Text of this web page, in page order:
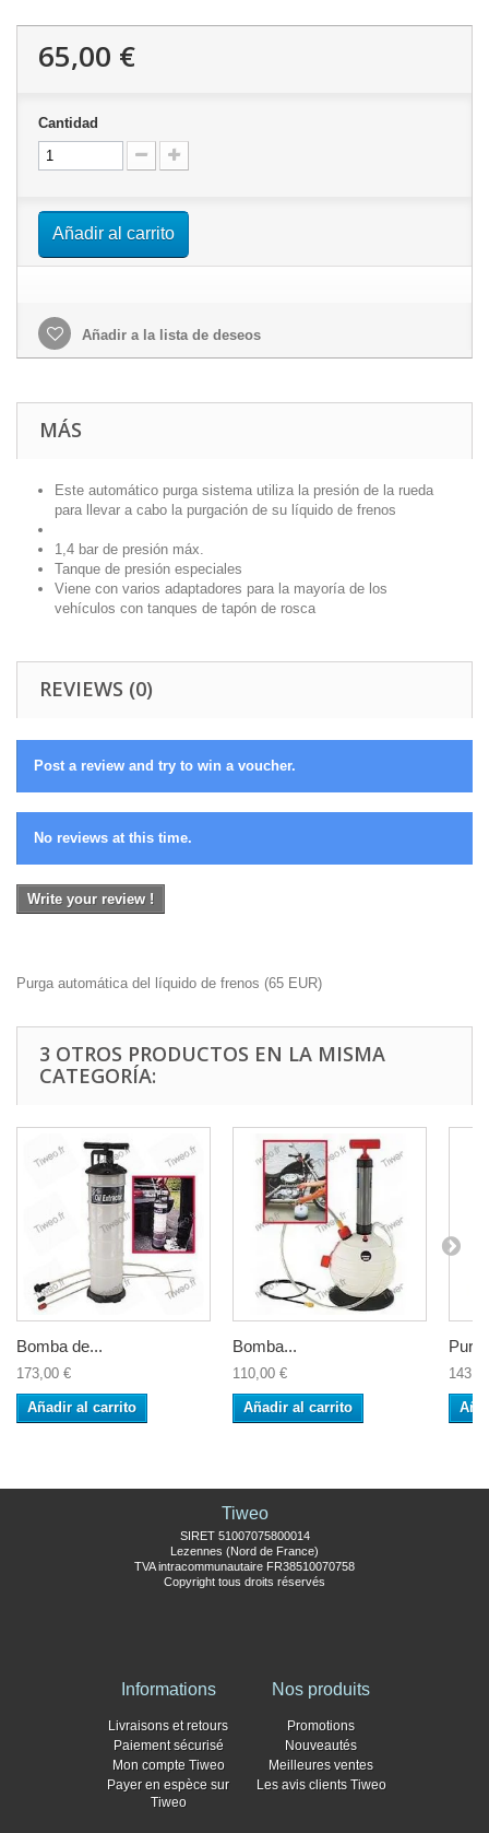
65,00 €
Cantidad
Añadir al carrito
Añadir a la lista de deseos
MÁS
Este automático purga sistema utiliza la presión de la rueda
para llevar a cabo la purgación de su líquido de frenos
1,4 bar de presión máx.
Tanque de presión especiales
Viene con varios adaptadores para la mayoría de los
vehículos con tanques de tapón de rosca
REVIEWS (0)
Post a review and try to win a voucher.
No reviews at this time.
Write your review !
Purga automática del líquido de frenos (65 EUR)
3 OTROS PRODUCTOS EN LA MISMA
CATEGORÍA:
Bomba de...
173,00 €
Añadir al carrito
Bomba...
110,00 €
Añadir al carrito
Tiweo
SIRET 51007075800014
Lezennes (Nord de France)
TVA intracommunautaire FR38510070758
Copyright tous droits réservés
Informations
Livraisons et retours
Paiement sécurisé
Mon compte Tiweo
Payer en espèce sur
Tiweo
Nos produits
Promotions
Nouveautés
Meilleures ventes
Les avis clients Tiweo